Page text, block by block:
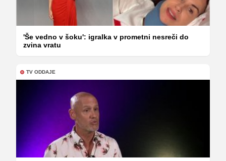
'Še vedno v šoku': igralka v prometni nesreči do
zvina vratu
TV ODDAJE